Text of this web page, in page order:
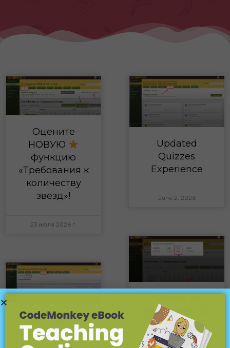
Оцените
НОВУЮ
функцию
«Требования к
количеству
звезд»!
23 июля 2026 г.
Updated
Quizzes
Experience
June 2, 2026
Викторины
CodeMonkey Jr.
завершения”
во вкладке
«Прогресс»